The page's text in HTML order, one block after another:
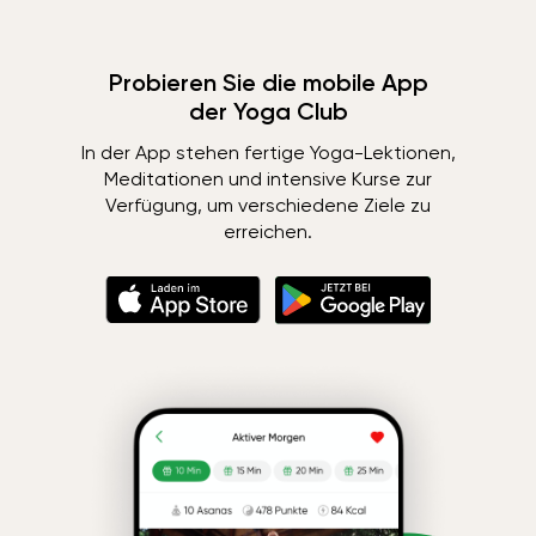
Probieren Sie die mobile App
der Yoga Club
In der App stehen fertige Yoga-Lektionen,
Meditationen und intensive Kurse zur
Verfügung, um verschiedene Ziele zu
erreichen.